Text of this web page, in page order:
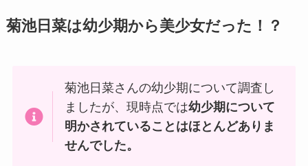
菊池日菜は幼少期から美少女だった！？
菊池日菜さんの幼少期について調査し
ましたが、現時点では幼少期について
明かされていることはほとんどありま
せんでした。